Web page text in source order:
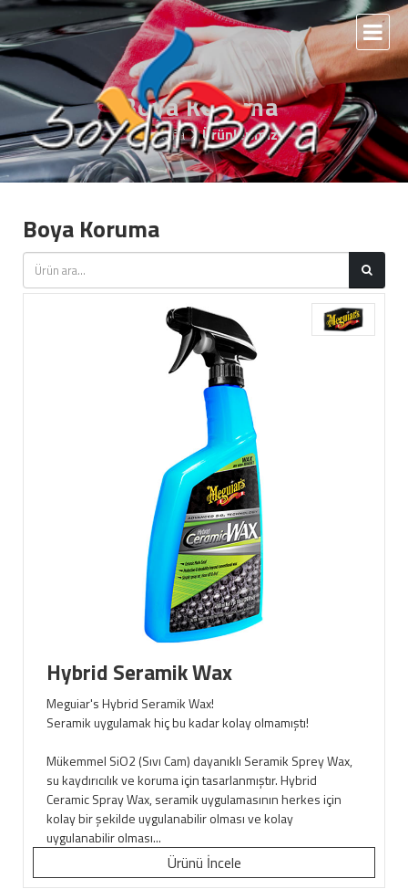
Boya Koruma
Anasayfa Ürünlerimiz
Boya Koruma
Hybrid Seramik Wax
Meguiar's Hybrid Seramik Wax!
Seramik uygulamak hiç bu kadar kolay olmamıştı!
Mükemmel SiO2 (Sıvı Cam) dayanıklı Seramik Sprey Wax,
su kaydırıcılık ve koruma için tasarlanmıştır. Hybrid
Ceramic Spray Wax, seramik uygulamasının herkes için
kolay bir şekilde uygulanabilir olması ve kolay
uygulanabilir olması...
Ürünü İncele